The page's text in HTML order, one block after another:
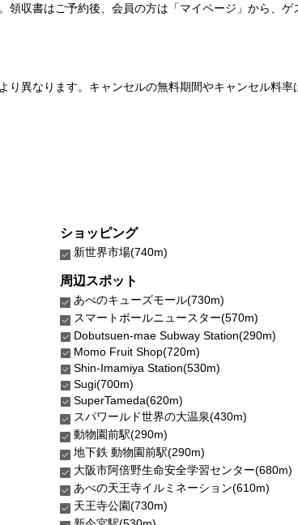
領収書はご予約後、会員の方は「マイページ」から、
り異なります。キャンセルの無料期間やキャンセル料
ショッピング
新世界市場(740m)
周辺スポット
あべのキューズモール(730m)
スマートボールニュースター(570m)
Dobutsuen-mae Subway Station(290m)
Momo Fruit Shop(720m)
Shin-Imamiya Station(530m)
Sugi(700m)
SuperTameda(620m)
スパワールド世界の大温泉(430m)
動物園前駅(290m)
地下鉄 動物園前駅(290m)
大阪市阿倍野生命安全学習センター(680m)
あべの天王寺イルミネーション(610m)
天王寺公園(730m)